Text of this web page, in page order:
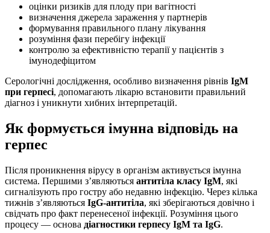
оцінки ризиків для плоду при вагітності
визначення джерела зараження у партнерів
формування правильного плану лікування
розуміння фази перебігу інфекції
контролю за ефективністю терапії у пацієнтів з
імунодефіцитом
Серологічні дослідження, особливо визначення рівнів IgM
при герпесі, допомагають лікарю встановити правильний
діагноз і уникнути хибних інтерпретацій.
Як формується імунна відповідь на
герпес
Після проникнення вірусу в організм активується імунна
система. Першими з’являються антитіла класу IgM, які
сигналізують про гостру або недавню інфекцію. Через кілька
тижнів з’являються IgG-антитіла, які зберігаються довічно і
свідчать про факт перенесеної інфекції. Розуміння цього
процесу — основа діагностики герпесу IgM та IgG.